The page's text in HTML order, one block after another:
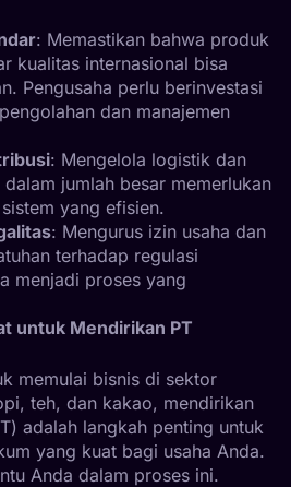
: Memastikan bahwa produk
kualitas internasional bisa
Pengusaha perlu berinvestasi
dan manajemen
: Mengelola logistik dan
jumlah besar memerlukan
yang efisien.
: Mengurus izin usaha dan
terhadap regulasi
menjadi proses yang
untuk Mendirikan PT
memulai bisnis di sektor
teh, dan kakao, mendirikan
adalah langkah penting untuk
yang kuat bagi usaha Anda.
Anda dalam proses ini.